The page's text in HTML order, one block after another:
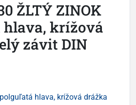
ŽLTÝ ZINOK
krížová
závit DIN
hlava, krížová drážka